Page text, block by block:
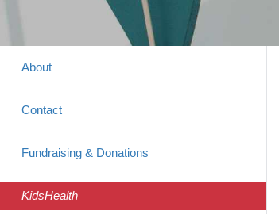
About
Contact
Fundraising & Donations
KidsHealth